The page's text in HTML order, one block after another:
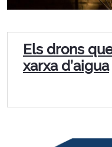
Els drons
xarxa d’aigua